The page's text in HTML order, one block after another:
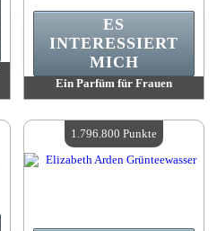
Ein Parfüm für Frauen
Verfügbare Menge:4
ES
INTERESSIERT
MICH
1.796.800 Punkte